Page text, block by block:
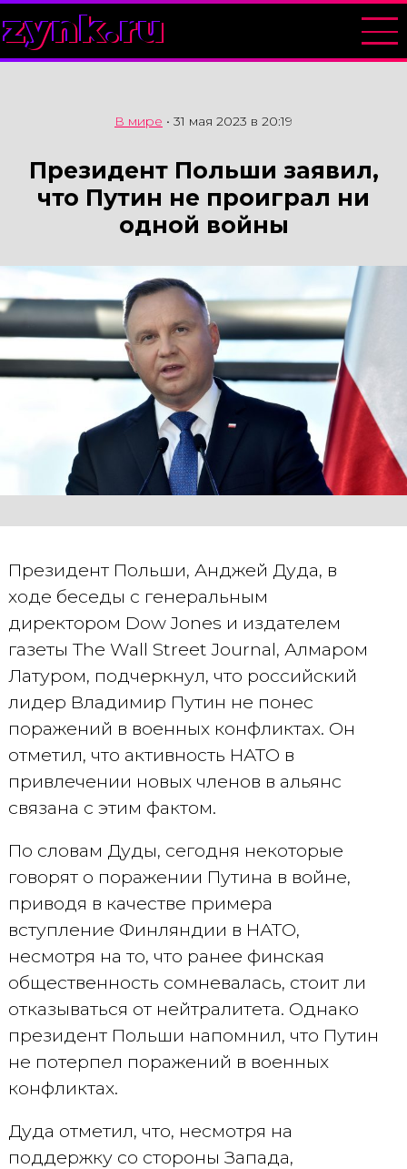
zynk.ru
В мире • 31 мая 2023 в 20:19
Президент Польши заявил,
что Путин не проиграл ни
одной войны
Президент Польши, Анджей Дуда, в
ходе беседы с генеральным
директором Dow Jones и издателем
газеты The Wall Street Journal, Алмаром
Латуром, подчеркнул, что российский
лидер Владимир Путин не понес
поражений в военных конфликтах. Он
отметил, что активность НАТО в
привлечении новых членов в альянс
связана с этим фактом.
По словам Дуды, сегодня некоторые
говорят о поражении Путина в войне,
приводя в качестве примера
вступление Финляндии в НАТО,
несмотря на то, что ранее финская
общественность сомневалась, стоит ли
отказываться от нейтралитета. Однако
президент Польши напомнил, что Путин
не потерпел поражений в военных
конфликтах.
Дуда отметил, что, несмотря на
поддержку со стороны Запада,